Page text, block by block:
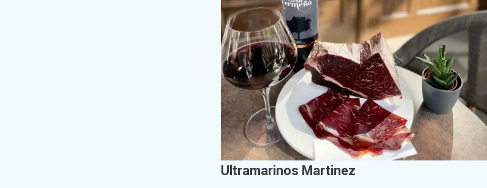
Ultramarinos Martinez